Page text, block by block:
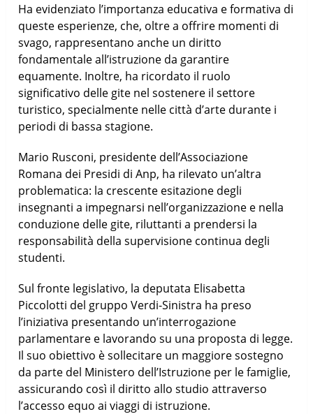
Ha evidenziato l’importanza educativa e formativa di
queste esperienze, che, oltre a offrire momenti di
svago, rappresentano anche un diritto
fondamentale all’istruzione da garantire
equamente. Inoltre, ha ricordato il ruolo
significativo delle gite nel sostenere il settore
turistico, specialmente nelle città d’arte durante i
periodi di bassa stagione.
Mario Rusconi, presidente dell’Associazione
Romana dei Presidi di Anp, ha rilevato un’altra
problematica: la crescente esitazione degli
insegnanti a impegnarsi nell’organizzazione e nella
conduzione delle gite, riluttanti a prendersi la
responsabilità della supervisione continua degli
studenti.
Sul fronte legislativo, la deputata Elisabetta
Piccolotti del gruppo Verdi-Sinistra ha preso
l’iniziativa presentando un’interrogazione
parlamentare e lavorando su una proposta di legge.
Il suo obiettivo è sollecitare un maggiore sostegno
da parte del Ministero dell’Istruzione per le famiglie,
assicurando così il diritto allo studio attraverso
l’accesso equo ai viaggi di istruzione.